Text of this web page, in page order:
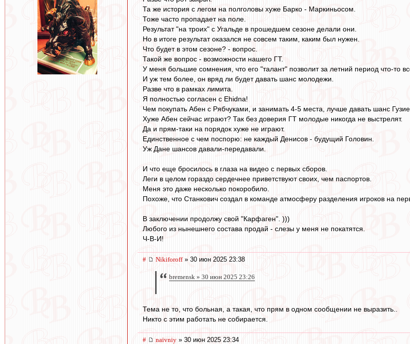
Та же история с легом на полголовы хуже Барко - Маркиньосом.
Тоже часто пропадает на поле.
Результат "на троих" с Угальде в прошедшем сезоне делали они.
Но в итоге результат оказался не совсем таким, каким был нужен.
Что будет в этом сезоне? - вопрос.
Такой же вопрос - возможности нашего ГТ.
У меня большие сомнения, что его "талант" позволит за летний период что-то
И уж тем более, он вряд ли будет давать шанс молодежи.
Разве что в рамках лимита.
Я полностью согласен с Ehidna!
Чем покупать Абен с Рябчуками, и занимать 4-5 места, лучше давать шанс
Хуже Абен сейчас играют? Так без доверия ГТ молодые никогда не выстрелят.
Да и прям-таки на порядок хуже не играют.
Единственное с чем поспорю: не каждый Денисов - будущий Головин.
Уж Дане шансов давали-передавали.
И что еще бросилось в глаза на видео с первых сборов.
Леги в целом гораздо сердечнее приветствуют своих, чем паспортов.
Меня это даже несколько покоробило.
Похоже, что Станкович создал в команде атмосферу разделения игроков на
В заключении продолжу свой "Карфаген". )))
Любого из нынешнего состава продай - слезы у меня не покатятся.
Ч-В-И!
# Nikiforoff» 30 июн 2025 23:38
bremensk » 30 июн 2025 23:26
Тема не то, что больная, а такая, что прям в одном сообщении не выразить..
Никто с этим работать не собирается.
# naivniy » 30 июн 2025 23:34